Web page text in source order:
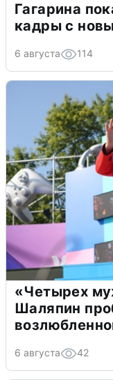
Гагарина
кадры с
6 августа 114
«Четырех
Шаляпин
6 августа 42